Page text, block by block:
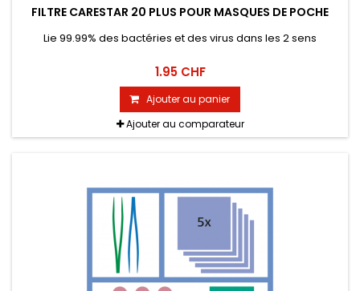
FILTRE CARESTAR 20 PLUS POUR MASQUES DE POCHE
Lie 99.99% des bactéries et des virus dans les 2 sens
1.95 CHF
Ajouter au panier
Ajouter au comparateur